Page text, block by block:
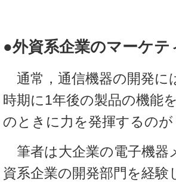
●外資系企業のマーケ
通常，通信機器の開発に
時期に1年後の製品の機能
のときに力を発揮するの
筆者は大企業の電子機器
資系企業の開発部門を経